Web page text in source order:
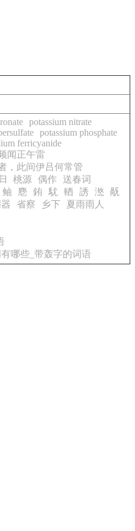
potassium nitrate
potassium phosphate
ferricyanide
闻正午雷
，此间伊吕何常管
桃源 偶作
送春词
鲉 麀 銪 駀 輏 誘 滺
旤
省察 乡下
夏雨雨人
哪些_带轰字的词语